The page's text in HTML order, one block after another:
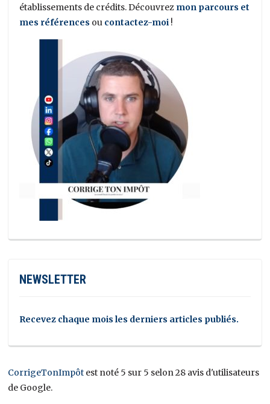
établissements de crédits. Découvrez mon parcours et
mes références ou contactez-moi !
NEWSLETTER
Recevez chaque mois les derniers articles publiés.
CorrigeTonImpôt est noté 5 sur 5 selon 28 avis d'utilisateurs
de Google.